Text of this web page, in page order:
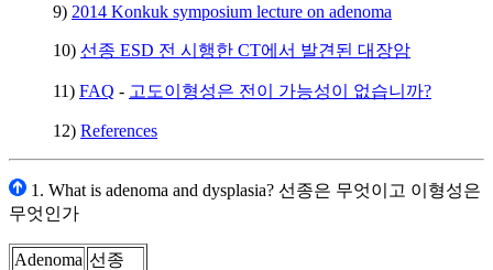
9) 2014 Konkuk symposium lecture on adenoma
10) 선종 ESD 전 시행한 CT에서 발견된 대장암
11) FAQ - 고도이형성은 전이 가능성이 없습니까?
12) References
1. What is adenoma and dysplasia? 선종은 무엇이고 이형성은
무엇인가
Adenoma 선종